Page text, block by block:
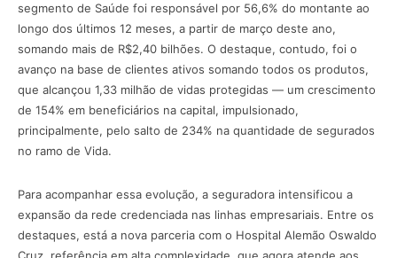
segmento de Saúde foi responsável por 56,6% do montante ao
longo dos últimos 12 meses, a partir de março deste ano,
somando mais de R$2,40 bilhões. O destaque, contudo, foi o
avanço na base de clientes ativos somando todos os produtos,
que alcançou 1,33 milhão de vidas protegidas — um crescimento
de 154% em beneficiários na capital, impulsionado,
principalmente, pelo salto de 234% na quantidade de segurados
no ramo de Vida.
Para acompanhar essa evolução, a seguradora intensificou a
expansão da rede credenciada nas linhas empresariais. Entre os
destaques, está a nova parceria com o Hospital Alemão Oswaldo